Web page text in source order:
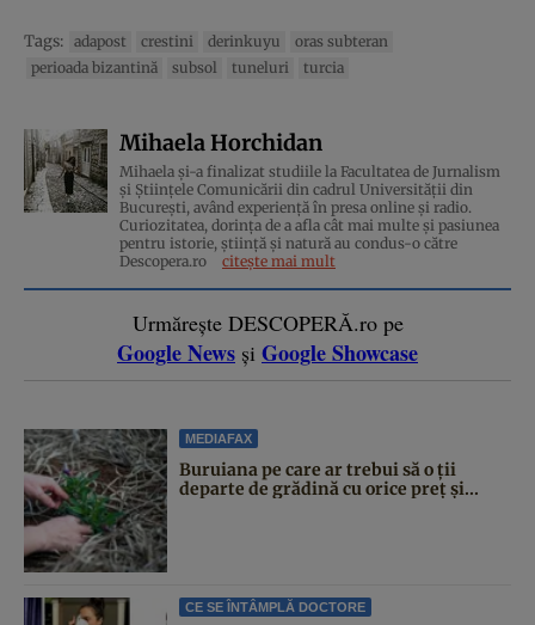
Tags: adapost crestini derinkuyu
oras subteran
perioada bizantină
subsol tuneluri turcia
Mihaela Horchidan
Mihaela și-a finalizat studiile la Facultatea de Jurnalism
și Științele Comunicării din cadrul Universității din
București, având experiență în presa online și radio.
Curiozitatea, dorința de a afla cât mai multe și pasiunea
pentru istorie, ştiinţă şi natură au condus-o către
Descopera.ro
citește mai mult
Urmărește DESCOPERĂ.ro pe
Google News și Google Showcase
MEDIAFAX
Buruiana pe care ar trebui să o ții
departe de grădină cu orice preț și...
CE SE ÎNTÂMPLĂ DOCTORE